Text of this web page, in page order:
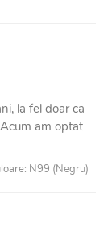
la fel doar ca
am optat
N99 (Negru)